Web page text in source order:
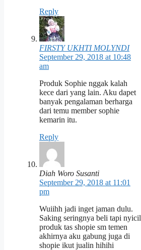
Reply
FIRSTY UKHTI MOLYNDI
September 29, 2018 at 10:48
am
Produk Sophie nggak kalah
kece dari yang lain. Aku dapet
banyak pengalaman berharga
dari temu member sophie
kemarin itu.
Reply
Diah Woro Susanti
September 29, 2018 at 11:01
pm
Wuiihh jadi inget jaman dulu.
Saking seringnya beli tapi nyicil
produk tas shopie sm temen
akhirnya aku gabung juga di
shopie ikut jualin hihihi